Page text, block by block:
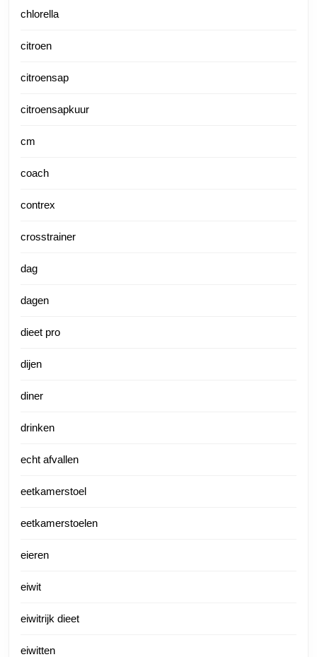
chlorella
citroen
citroensap
citroensapkuur
cm
coach
contrex
crosstrainer
dag
dagen
dieet pro
dijen
diner
drinken
echt afvallen
eetkamerstoel
eetkamerstoelen
eieren
eiwit
eiwitrijk dieet
eiwitten